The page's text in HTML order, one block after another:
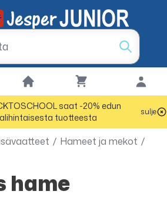
saat -20% edun
tuotteesta
sulje
/ Hameet ja mekot /
hame